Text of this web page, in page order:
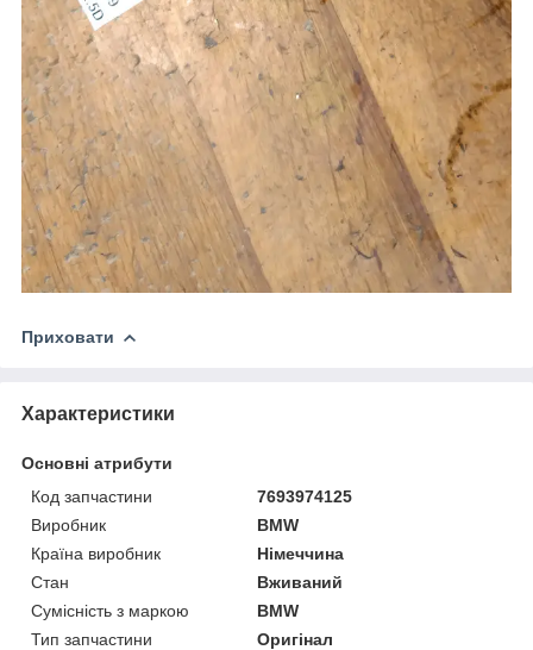
Приховати
Характеристики
Основні атрибути
Код запчастини
7693974125
Виробник
BMW
Країна виробник
Німеччина
Стан
Вживаний
Сумісність з маркою
BMW
Тип запчастини
Оригінал